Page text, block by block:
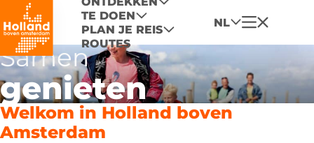
TE DOEN
PLAN JE REIS
ROUTES
NL Menu
Samen
genieten
Welkom in Holland boven
Amsterdam